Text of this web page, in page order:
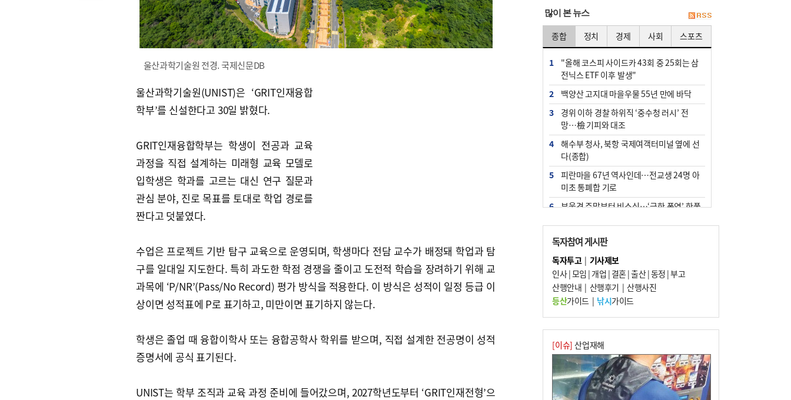
울산과학기술원 전경. 국제신문DB
울산과학기술원(UNIST)은 ‘GRIT인재융합
학부’를 신설한다고 30일 밝혔다.
GRIT인재융합학부는 학생이 전공과 교육
과정을 직접 설계하는 미래형 교육 모델로
입학생은 학과를 고르는 대신 연구 질문과
관심 분야, 진로 목표를 토대로 학업 경로를
짠다고 덧붙였다.
수업은 프로젝트 기반 탐구 교육으로 운영되며, 학생마다 전담 교수가 배정돼 학업과 탐
구를 일대일 지도한다. 특히 과도한 학점 경쟁을 줄이고 도전적 학습을 장려하기 위해 교
과목에 ‘P/NR’(Pass/No Record) 평가 방식을 적용한다. 이 방식은 성적이 일정 등급 이
상이면 성적표에 P로 표기하고, 미만이면 표기하지 않는다.
학생은 졸업 때 융합이학사 또는 융합공학사 학위를 받으며, 직접 설계한 전공명이 성적
증명서에 공식 표기된다.
UNIST는 학부 조직과 교육 과정 준비에 들어갔으며, 2027학년도부터 ‘GRIT인재전형’으
많이 본 뉴스
종합 정치 경제 사회 스포츠
1
"올해 코스피 사이드카 43회 중 25회는 삼
전닉스 ETF 이후 발생"
2
백양산 고지대 마을우물 55년 만에 바닥
3
경위 이하 경찰 하위직 ‘중수청 러시’ 전
망…檢 기피와 대조
4
해수부 청사, 북항 국제여객터미널 옆에 선
다(종합)
5
피란마을 67년 역사인데…전교생 24명 아
미초 통폐합 기로
6
부울경 주말부터 비소식…‘극한 폭염’ 한풀
7
“낙동강권 삼락·을숙도·다대포 연결해 서
부산 관광 키우자”
8
오늘의 날씨- 2026년 8월 7일
9
외국인 선원 ‘인신매매 경유지’ 된 부산…
우려가 현실로
10 [사설] 해수부 신청사 북항으로 확정, 해양
수도 도약의 전환점
독자참여 게시판
독자투고| 기사제보
인사|모임 | 개업 | 결혼|출산|동정 |부고
산행안내 | 산행후기 | 산행사진
등산가이드| 낚시가이드
[이슈] 산업재해